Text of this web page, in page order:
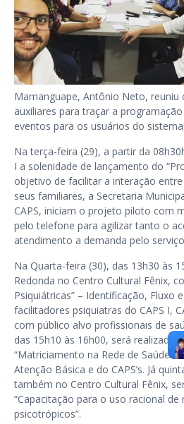
Mamanguape, Antônio Neto, reuniu
auxiliares para traçar a
eventos para os usuários do
Na terça-feira (29), a partir da
I a solenidade de lançamento do
objetivo de facilitar a interação
seus familiares, a Secretaria
CAPS, iniciam o projeto piloto com
pelo telefone para agilizar tanto o
atendimento a demanda pelo
Na Quarta-feira (30), das 13h30 às
Redonda no Centro Cultural Fênix,
Psiquiátricas” – Identificação, Fluxo
facilitadores psiquiatras do CAPS I,
com público alvo profissionais de
das 15h10 às 16h00, será realizada
“Matriciamento na Rede de Saúde
Atenção Básica e do CAPS’s. Já
também no Centro Cultural Fênix,
“Capacitação para o uso racional
psicotrópicos”.